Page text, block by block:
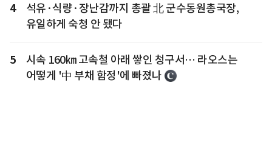
4
석유·식량·장난감까지 총괄 北 군수동원총국장,
유일하게 숙청 안 됐다
5
시속 160㎞ 고속철 아래 쌓인 청구서… 라오스는
어떻게 '中 부채 함정'에 빠졌나